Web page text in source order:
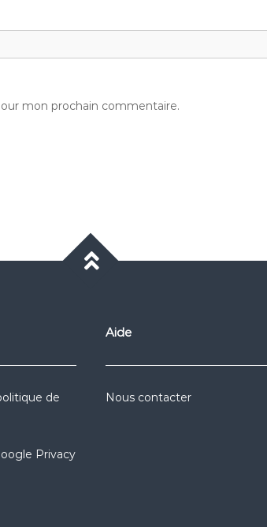
mon prochain commentaire.
de
Privacy
Aide
Nous contacter